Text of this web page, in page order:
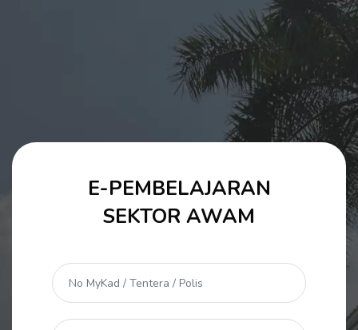
Langkau untuk mencipta akaun baru
E-PEMBELAJARAN
SEKTOR AWAM
No MyKad / Tentera / Polis